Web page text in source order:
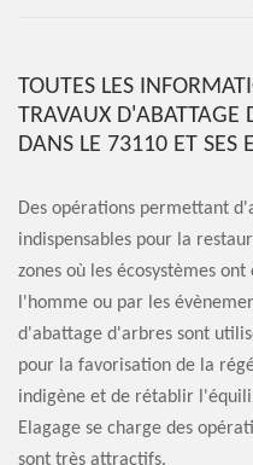
TOUTES LES
TRAVAUX D'ABATTAGE
DANS LE 73110 ET SES
Des opérations permettant
indispensables pour la
zones où les écosystèmes
l'homme ou par les
d'abattage d'arbres sont
pour la favorisation de la
indigène et de rétablir
Elagage se charge des
sont très attractifs.